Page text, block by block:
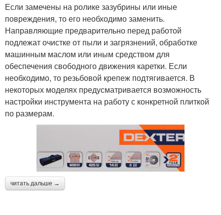
Если замечены на ролике зазубрины или иные
повреждения, то его необходимо заменить.
Направляющие предварительно перед работой
подлежат очистке от пыли и загрязнений, обработке
машинным маслом или иным средством для
обеспечения свободного движения каретки. Если
необходимо, то резьбовой крепеж подтягивается. В
некоторых моделях предусматривается возможность
настройки инструмента на работу с конкретной плиткой
по размерам.
читать дальше →